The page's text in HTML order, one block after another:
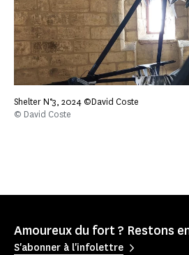
Shelter N°3, 2024 ©David Coste
©️ David Coste
Amoureux du fort ? Restons
S'abonner à l'infolettre